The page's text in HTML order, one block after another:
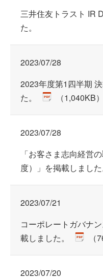
三井住友トラスト IR
た。
2023/07/28
2023年度第1四半期
た。
（1,040KB）
2023/07/28
「お客さま志向経営
度）」を掲載しました
2023/07/21
コーポレートガバナ
載しました。
（
2023/07/20